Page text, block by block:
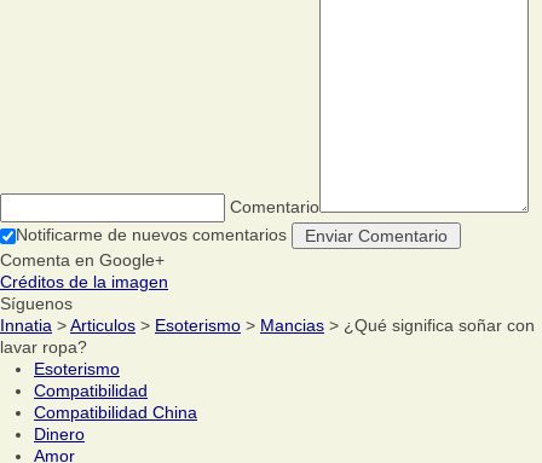
Comentario
Notificarme de nuevos comentarios
Comenta en Google+
Créditos de la imagen
Síguenos
Innatia >Articulos > Esoterismo > Mancias > ¿Qué significa soñar con
lavar ropa?
Esoterismo
Compatibilidad
Compatibilidad China
Dinero
Amor